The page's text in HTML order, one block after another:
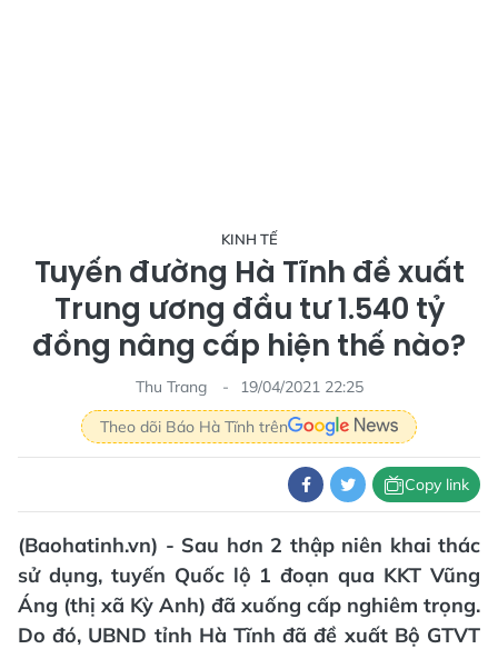
KINH TẾ
Tuyến đường Hà Tĩnh đề xuất
Trung ương đầu tư 1.540 tỷ
đồng nâng cấp hiện thế nào?
Thu Trang
19/04/2021 22:25
Theo dõi Báo Hà Tĩnh trên
Copy link
(Baohatinh.vn) - Sau hơn 2 thập niên khai thác
sử dụng, tuyến Quốc lộ 1 đoạn qua KKT Vũng
Áng (thị xã Kỳ Anh) đã xuống cấp nghiêm trọng.
Do đó, UBND tỉnh Hà Tĩnh đã đề xuất Bộ GTVT